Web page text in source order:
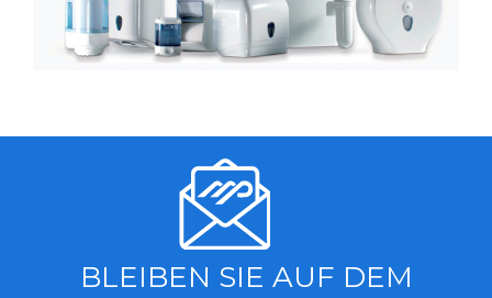
BLEIBEN SIE AUF DEM